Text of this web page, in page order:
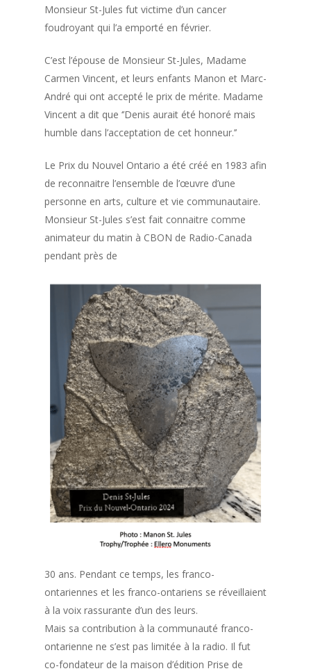
Monsieur St-Jules fut victime d’un cancer
foudroyant qui l’a emporté en février.
C’est l’épouse de Monsieur St-Jules, Madame
Carmen Vincent, et leurs enfants Manon et Marc-
André qui ont accepté le prix de mérite. Madame
Vincent a dit que ‘’Denis aurait été honoré mais
humble dans l’acceptation de cet honneur.’’
Le Prix du Nouvel Ontario a été créé en 1983 afin
de reconnaitre l’ensemble de l’œuvre d’une
personne en arts, culture et vie communautaire.
Monsieur St-Jules s’est fait connaitre comme
animateur du matin à CBON de Radio-Canada
pendant près de
30 ans. Pendant ce temps, les franco-
ontariennes et les franco-ontariens se réveillaient
à la voix rassurante d’un des leurs.
Mais sa contribution à la communauté franco-
ontarienne ne s’est pas limitée à la radio. Il fut
co-fondateur de la maison d’édition Prise de